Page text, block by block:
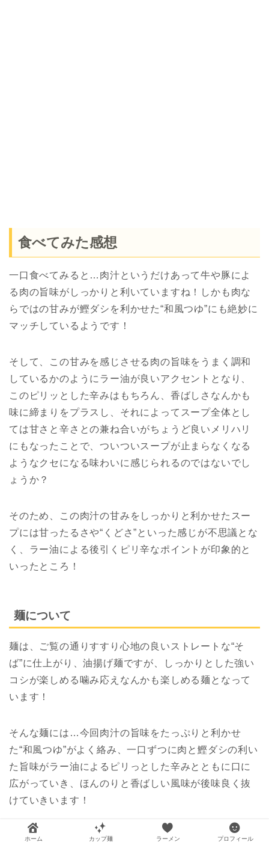
食べてみた感想
一口食べてみると…肉汁というだけあって牛や豚によ
る肉の旨味がしっかりと利いていますね！しかも肉な
らではの甘みが鰹ダシを利かせた“和風つゆ”にも絶妙に
マッチしているようです！
そして、この甘みを感じさせる肉の旨味をうまく調和
しているかのようにラー油が良いアクセントとなり、
このピリッとした辛みはもちろん、香ばしさなんかも
味に締まりをプラスし、それによってスープ全体とし
ては甘さと辛さとの兼ね合いがちょうど良いメリハリ
にもなったことで、ついついスープが止まらなくなる
ようなクセになる味わいに感じられるのではないでし
ょうか？
そのため、この肉汁の甘みをしっかりと利かせたスー
プには甘ったるさや“くどさ”といった感じが不思議とな
く、ラー油による後引くピリ辛なポイントが印象的と
いったところ！
麺について
麺は、ご覧の通りすすり心地の良いストレートな“そ
ば”に仕上がり、油揚げ麺ですが、しっかりとした強い
コシが楽しめる噛み応えなんかも楽しめる麺となって
います！
そんな麺には…今回肉汁の旨味をたっぷりと利かせ
た“和風つゆ”がよく絡み、一口ずつに肉と鰹ダシの利い
た旨味がラー油によるピリっとした辛みとともに口に
広がっていき、ほんのりと香ばしい風味が後味良く抜
けていきいます！
ホーム カップ麺 ラーメン プロフィール